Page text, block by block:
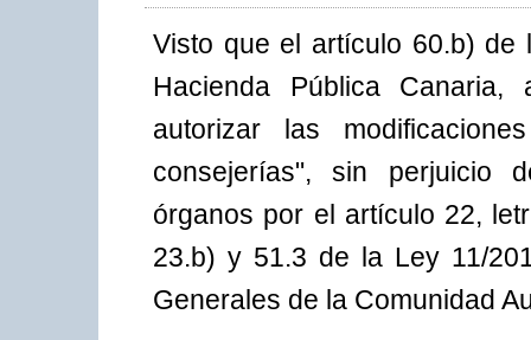
Visto que el artículo 60.b) de
Hacienda Pública Canaria,
autorizar las
consejerías", sin perjuicio
órganos por el artículo 22,
23.b) y 51.3 de la Ley 11/
Generales de la Comunidad